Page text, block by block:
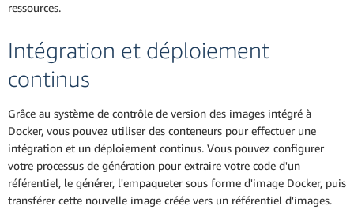
ressources.
Intégration et déploiement
continus
Grâce au système de contrôle de version des images intégré à
Docker, vous pouvez utiliser des conteneurs pour effectuer une
intégration et un déploiement continus. Vous pouvez configurer
votre processus de génération pour extraire votre code d'un
référentiel, le générer, l'empaqueter sous forme d'image Docker, puis
transférer cette nouvelle image créée vers un référentiel d'images.